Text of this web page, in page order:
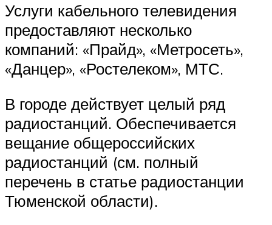
Услуги кабельного телевидения
предоставляют несколько
компаний: «Прайд», «Метросеть»,
«Данцер», «Ростелеком», МТС.
В городе действует целый ряд
радиостанций. Обеспечивается
вещание общероссийских
радиостанций (см. полный
перечень в статье радиостанции
Тюменской области).